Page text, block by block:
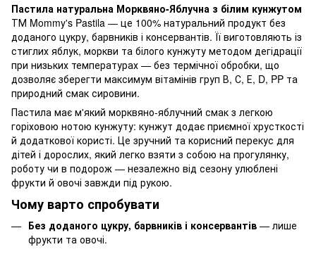
Пастила натуральна Морквяно-Яблучна з білим кунжутом
ТМ Mommy's Pastila — це 100% натуральний продукт без
доданого цукру, барвників і консервантів. Її виготовляють із
стиглих яблук, моркви та білого кунжуту методом дегідрації
при низьких температурах — без термічної обробки, що
дозволяє зберегти максимум вітамінів груп В, С, Е, D, PP та
природний смак сировини.
Пастила має м'який морквяно-яблучний смак з легкою
горіховою нотою кунжуту: кунжут додає приємної хрусткості
й додаткової користі. Це зручний та корисний перекус для
дітей і дорослих, який легко взяти з собою на прогулянку,
роботу чи в подорож — незалежно від сезону улюблені
фрукти й овочі завжди під рукою.
Чому варто спробувати
Без доданого цукру, барвників і консервантів — лише
фрукти та овочі.